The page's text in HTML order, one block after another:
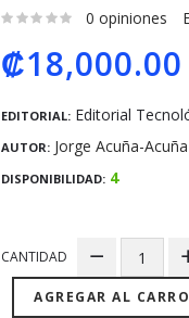
0 opiniones
₡18,000.00
EDITORIAL: Editorial
AUTOR: Jorge Acuña-Acuña
DISPONIBILIDAD: 4
CANTIDAD
AGREGAR AL CARRO